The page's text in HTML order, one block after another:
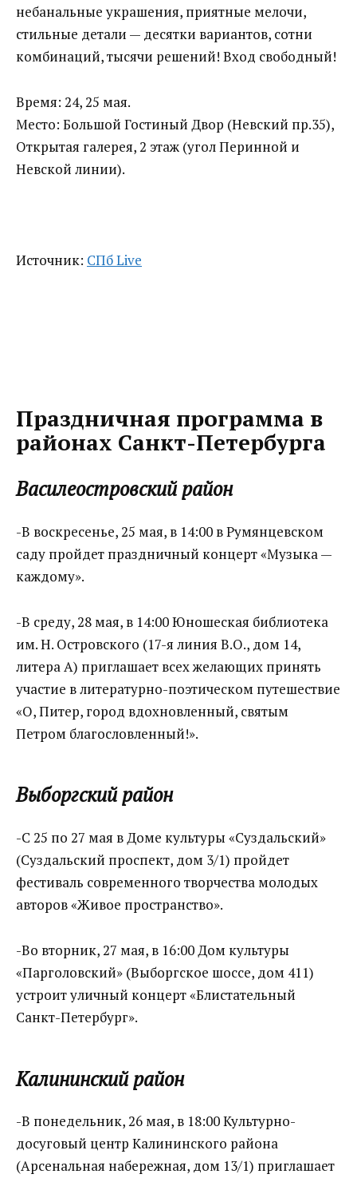
небанальные украшения, приятные мелочи,
стильные детали — десятки вариантов, сотни
комбинаций, тысячи решений! Вход свободный!
Время: 24, 25 мая.
Место: Большой Гостиный Двор (Невский пр.35),
Открытая галерея, 2 этаж (угол Перинной и
Невской линии).
Источник: СПб Live
Праздничная программа в
районах Санкт-Петербурга
Василеостровский район
-В воскресенье, 25 мая, в 14:00 в Румянцевском
саду пройдет праздничный концерт «Музыка —
каждому».
-В среду, 28 мая, в 14:00 Юношеская библиотека
им. Н. Островского (17-я линия В.О., дом 14,
литера А) приглашает всех желающих принять
участие в литературно-поэтическом путешествие
«О, Питер, город вдохновленный, святым
Петром благословленный!».
Выборгский район
-С 25 по 27 мая в Доме культуры «Суздальский»
(Суздальский проспект, дом 3/1) пройдет
фестиваль современного творчества молодых
авторов «Живое пространство».
-Во вторник, 27 мая, в 16:00 Дом культуры
«Парголовский» (Выборгское шоссе, дом 411)
устроит уличный концерт «Блистательный
Санкт-Петербург».
Калининский район
-В понедельник, 26 мая, в 18:00 Культурно-
досуговый центр Калининского района
(Арсенальная набережная, дом 13/1) приглашает